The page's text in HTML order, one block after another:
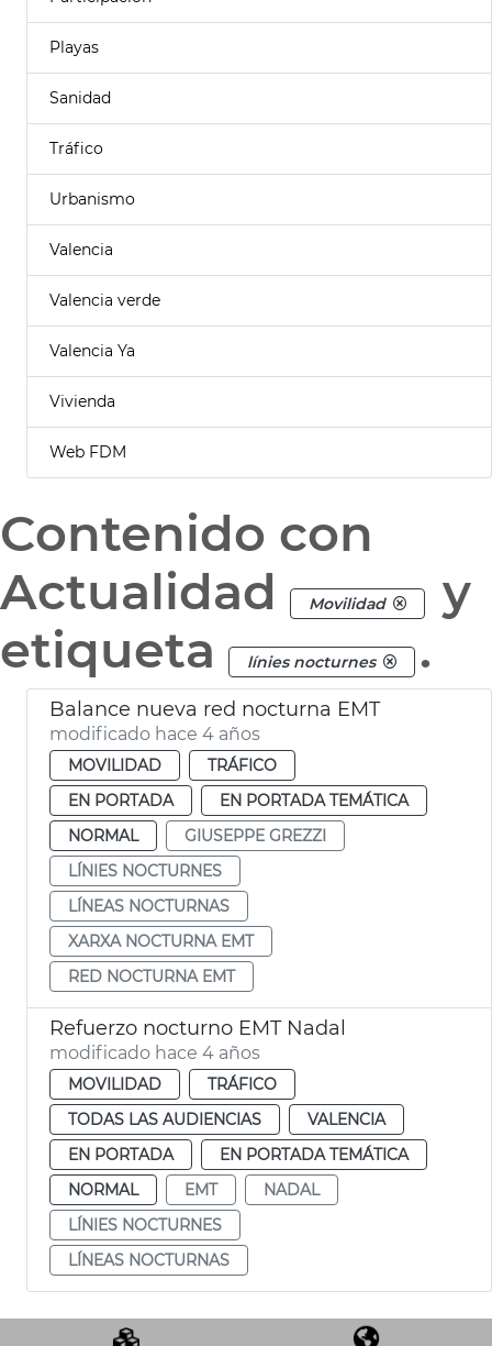
Playas
Sanidad
Tráfico
Urbanismo
Valencia
Valencia verde
Valencia Ya
Vivienda
Web FDM
Contenido con
Actualidad
Movilidad
y
etiqueta
línies nocturnes .
Balance nueva red nocturna EMT
modificado hace 4 años
MOVILIDAD
TRÁFICO
EN PORTADA
EN PORTADA TEMÁTICA
NORMAL
GIUSEPPE GREZZI
LÍNIES NOCTURNES
LÍNEAS NOCTURNAS
XARXA NOCTURNA EMT
RED NOCTURNA EMT
Refuerzo nocturno EMT Nadal
modificado hace 4 años
MOVILIDAD
TRÁFICO
TODAS LAS AUDIENCIAS
VALENCIA
EN PORTADA
EN PORTADA TEMÁTICA
NORMAL
EMT
NADAL
LÍNIES NOCTURNES
LÍNEAS NOCTURNAS